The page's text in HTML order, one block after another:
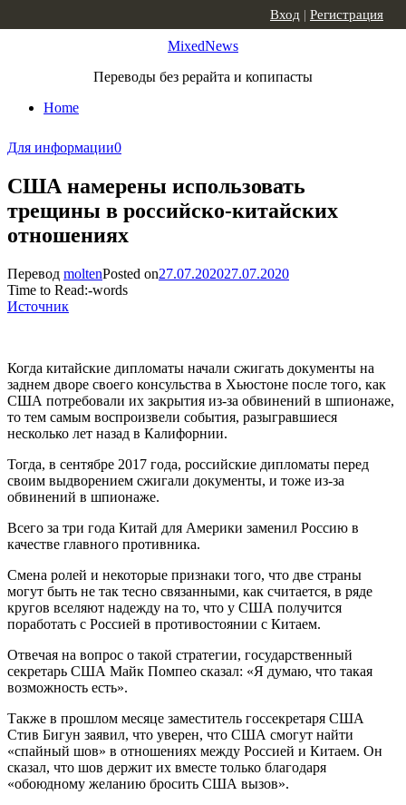
MixedNews
Переводы без рерайта и копипасты
Home
Вход | Регистрация
Для информации0
США намерены использовать
трещины в российско-китайских
отношениях
Перевод moltenPosted on27.07.202027.07.2020
Time to Read:-words
Источник
Когда китайские дипломаты начали сжигать документы на
заднем дворе своего консульства в Хьюстоне после того, как
США потребовали их закрытия из-за обвинений в шпионаже,
то тем самым воспроизвели события, разыгравшиеся
несколько лет назад в Калифорнии.
Тогда, в сентябре 2017 года, российские дипломаты перед
своим выдворением сжигали документы, и тоже из-за
обвинений в шпионаже.
Всего за три года Китай для Америки заменил Россию в
качестве главного противника.
Смена ролей и некоторые признаки того, что две страны
могут быть не так тесно связанными, как считается, в ряде
кругов вселяют надежду на то, что у США получится
поработать с Россией в противостоянии с Китаем.
Отвечая на вопрос о такой стратегии, государственный
секретарь США Майк Помпео сказал: «Я думаю, что такая
возможность есть».
Также в прошлом месяце заместитель госсекретаря США
Стив Бигун заявил, что уверен, что США смогут найти
«спайный шов» в отношениях между Россией и Китаем. Он
сказал, что шов держит их вместе только благодаря
«обоюдному желанию бросить США вызов».